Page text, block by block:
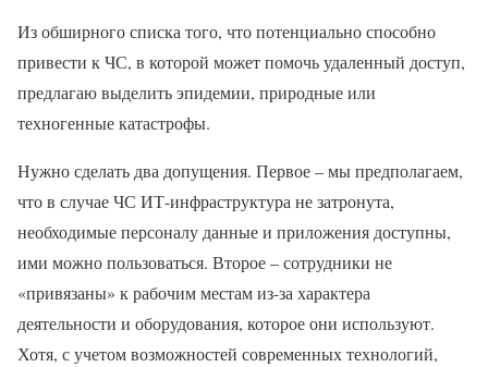
Из обширного списка того, что потенциально способно
привести к ЧС, в которой может помочь удаленный доступ,
предлагаю выделить эпидемии, природные или
техногенные катастрофы.
Нужно сделать два допущения. Первое – мы предполагаем,
что в случае ЧС ИТ-инфраструктура не затронута,
необходимые персоналу данные и приложения доступны,
ими можно пользоваться. Второе – сотрудники не
«привязаны» к рабочим местам из-за характера
деятельности и оборудования, которое они используют.
Хотя, с учетом возможностей современных технологий,